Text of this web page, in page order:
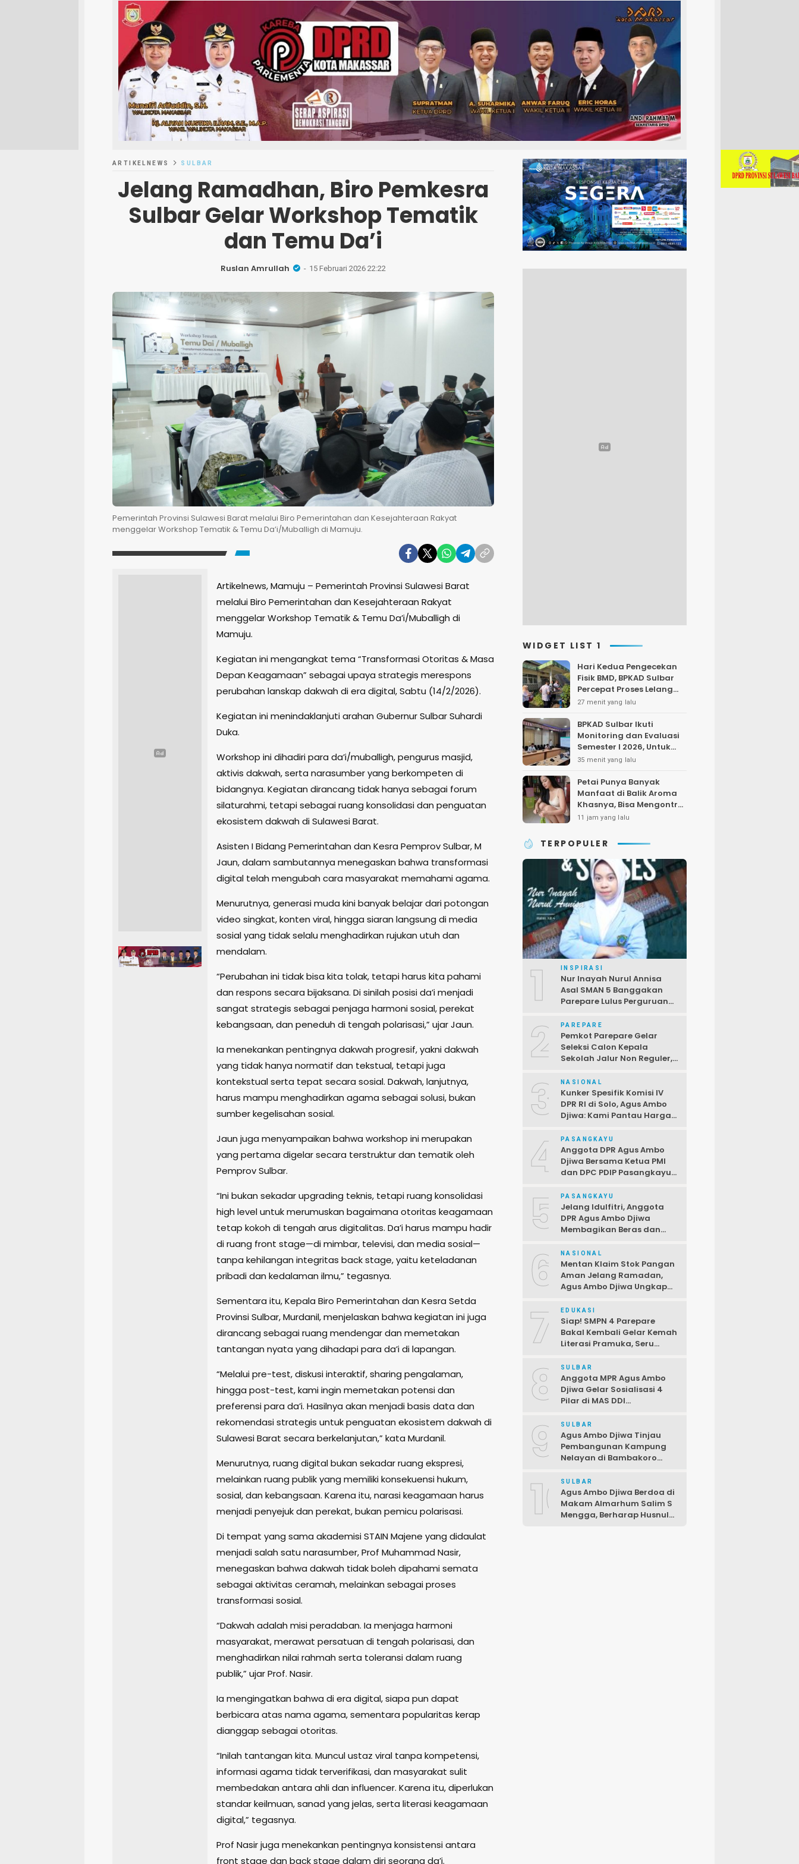
ARTIKELNEWS SULBAR
Jelang Ramadhan, Biro Pemkesra
Sulbar Gelar Workshop Tematik
dan Temu Da’i
Ruslan Amrullah 15 Februari 2026 22:22
Pemerintah Provinsi Sulawesi Barat melalui Biro Pemerintahan dan Kesejahteraan Rakyat
menggelar Workshop Tematik & Temu Da’i/Muballigh di Mamuju.
Artikelnews, Mamuju – Pemerintah Provinsi Sulawesi Barat
melalui Biro Pemerintahan dan Kesejahteraan Rakyat
menggelar Workshop Tematik & Temu Da’i/Muballigh di
Mamuju.
Kegiatan ini mengangkat tema “Transformasi Otoritas & Masa
Depan Keagamaan” sebagai upaya strategis merespons
perubahan lanskap dakwah di era digital, Sabtu (14/2/2026).
Kegiatan ini menindaklanjuti arahan Gubernur Sulbar Suhardi
Duka.
Workshop ini dihadiri para da’i/muballigh, pengurus masjid,
aktivis dakwah, serta narasumber yang berkompeten di
bidangnya. Kegiatan dirancang tidak hanya sebagai forum
silaturahmi, tetapi sebagai ruang konsolidasi dan penguatan
ekosistem dakwah di Sulawesi Barat.
Asisten I Bidang Pemerintahan dan Kesra Pemprov Sulbar, M
Jaun, dalam sambutannya menegaskan bahwa transformasi
digital telah mengubah cara masyarakat memahami agama.
Menurutnya, generasi muda kini banyak belajar dari potongan
video singkat, konten viral, hingga siaran langsung di media
sosial yang tidak selalu menghadirkan rujukan utuh dan
mendalam.
“Perubahan ini tidak bisa kita tolak, tetapi harus kita pahami
dan respons secara bijaksana. Di sinilah posisi da’i menjadi
sangat strategis sebagai penjaga harmoni sosial, perekat
kebangsaan, dan peneduh di tengah polarisasi,” ujar Jaun.
Ia menekankan pentingnya dakwah progresif, yakni dakwah
yang tidak hanya normatif dan tekstual, tetapi juga
kontekstual serta tepat secara sosial. Dakwah, lanjutnya,
harus mampu menghadirkan agama sebagai solusi, bukan
sumber kegelisahan sosial.
Jaun juga menyampaikan bahwa workshop ini merupakan
yang pertama digelar secara terstruktur dan tematik oleh
Pemprov Sulbar.
“Ini bukan sekadar upgrading teknis, tetapi ruang konsolidasi
high level untuk merumuskan bagaimana otoritas keagamaan
tetap kokoh di tengah arus digitalitas. Da’i harus mampu hadir
di ruang front stage—di mimbar, televisi, dan media sosial—
tanpa kehilangan integritas back stage, yaitu keteladanan
pribadi dan kedalaman ilmu,” tegasnya.
Sementara itu, Kepala Biro Pemerintahan dan Kesra Setda
Provinsi Sulbar, Murdanil, menjelaskan bahwa kegiatan ini juga
dirancang sebagai ruang mendengar dan memetakan
tantangan nyata yang dihadapi para da’i di lapangan.
“Melalui pre-test, diskusi interaktif, sharing pengalaman,
hingga post-test, kami ingin memetakan potensi dan
preferensi para da’i. Hasilnya akan menjadi basis data dan
rekomendasi strategis untuk penguatan ekosistem dakwah di
Sulawesi Barat secara berkelanjutan,” kata Murdanil.
Menurutnya, ruang digital bukan sekadar ruang ekspresi,
melainkan ruang publik yang memiliki konsekuensi hukum,
sosial, dan kebangsaan. Karena itu, narasi keagamaan harus
menjadi penyejuk dan perekat, bukan pemicu polarisasi.
Di tempat yang sama akademisi STAIN Majene yang didaulat
menjadi salah satu narasumber, Prof Muhammad Nasir,
menegaskan bahwa dakwah tidak boleh dipahami semata
sebagai aktivitas ceramah, melainkan sebagai proses
transformasi sosial.
“Dakwah adalah misi peradaban. Ia menjaga harmoni
masyarakat, merawat persatuan di tengah polarisasi, dan
menghadirkan nilai rahmah serta toleransi dalam ruang
publik,” ujar Prof. Nasir.
Ia mengingatkan bahwa di era digital, siapa pun dapat
berbicara atas nama agama, sementara popularitas kerap
dianggap sebagai otoritas.
“Inilah tantangan kita. Muncul ustaz viral tanpa kompetensi,
informasi agama tidak terverifikasi, dan masyarakat sulit
membedakan antara ahli dan influencer. Karena itu, diperlukan
standar keilmuan, sanad yang jelas, serta literasi keagamaan
digital,” tegasnya.
Prof Nasir juga menekankan pentingnya konsistensi antara
front stage dan back stage dalam diri seorang da’i.
WIDGET LIST 1
Hari Kedua Pengecekan
Fisik BMD, BPKAD Sulbar
Percepat Proses Lelang
dan Penghapusan Aset
27 menit yang lalu
BPKAD Sulbar Ikuti
Monitoring dan Evaluasi
Semester I 2026, Untuk
Optimalkan Kinerja dan
35 menit yang lalu
Petai Punya Banyak
Manfaat di Balik Aroma
Khasnya, Bisa Mengontrol
Gula Darah dan
11 jam yang lalu
TERPOPULER
1 INSPIRASI
Nur Inayah Nurul Annisa
Asal SMAN 5 Banggakan
Parepare Lulus Perguruan
2 PAREPARE
Pemkot Parepare Gelar
Seleksi Calon Kepala
Sekolah Jalur Non Reguler,
Pendaftaran Ditutup 2 April
3 NASIONAL
Kunker Spesifik Komisi IV
DPR RI di Solo, Agus Ambo
Djiwa: Kami Pantau Harga
4 PASANGKAYU
Anggota DPR Agus Ambo
Djiwa Bersama Ketua PMI
dan DPC PDIP Pasangkayu
Korban Kebakaran di Desa
Kayumaloa
5 PASANGKAYU
Jelang Idulfitri, Anggota
DPR Agus Ambo Djiwa
Membagikan Beras dan
Kurang Mampu
6 NASIONAL
Mentan Klaim Stok Pangan
Aman Jelang Ramadan,
Agus Ambo Djiwa Ungkap
Antara Data dan Realitas di
Lapangan
7 EDUKASI
Siap! SMPN 4 Parepare
Bakal Kembali Gelar Kemah
Literasi Pramuka, Seru
8 SULBAR
Anggota MPR Agus Ambo
Djiwa Gelar Sosialisasi 4
Pilar di MAS DDI
Fraksi PDIP DPRD
Pasangkayu
9 SULBAR
Agus Ambo Djiwa Tinjau
Pembangunan Kampung
Nelayan di Bambakoro
Kawasan Perikanan Modern
dan Produktif
10SULBAR
Agus Ambo Djiwa Berdoa di
Makam Almarhum Salim S
Mengga, Berharap Husnul